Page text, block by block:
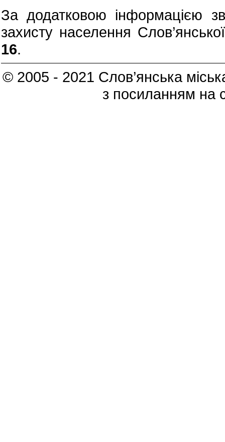
За додатковою інформацією
захисту населення
16.
© 2005 - 2021 Слов’янська
з посиланням на